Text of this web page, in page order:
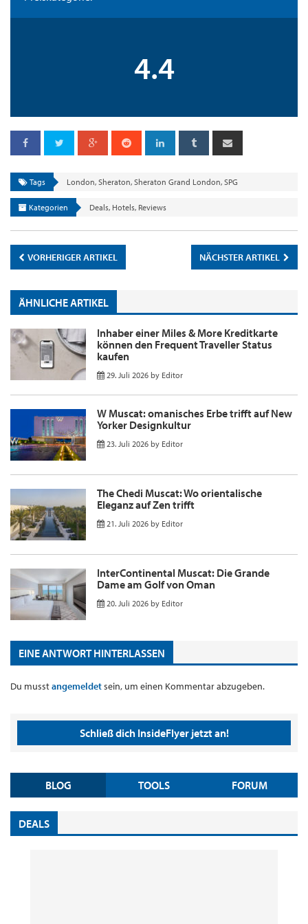
4.4
Tags London, Sheraton, Sheraton Grand London, SPG
Kategorien Deals, Hotels, Reviews
VORHERIGER ARTIKEL NÄCHSTER ARTIKEL
ÄHNLICHE ARTIKEL
Inhaber einer Miles & More Kreditkarte
können den Frequent Traveller Status
kaufen
29. Juli 2026 by Editor
W Muscat: omanisches Erbe trifft auf New
Yorker Designkultur
23. Juli 2026 by Editor
The Chedi Muscat: Wo orientalische
Eleganz auf Zen trifft
21. Juli 2026 by Editor
InterContinental Muscat: Die Grande
Dame am Golf von Oman
20. Juli 2026 by Editor
EINE ANTWORT HINTERLASSEN
Du musstangemeldetsein, um einen Kommentar abzugeben.
Schließ dich InsideFlyer jetzt an!
BLOG TOOLS FORUM
DEALS